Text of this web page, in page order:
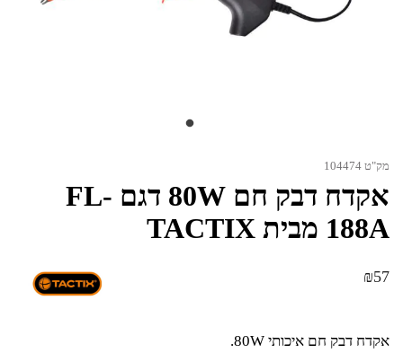
מק"ט 104474
אקדח דבק חם 80W דגם FL-
188A מבית TACTIX
₪57
אקדח דבק חם איכותי 80W.